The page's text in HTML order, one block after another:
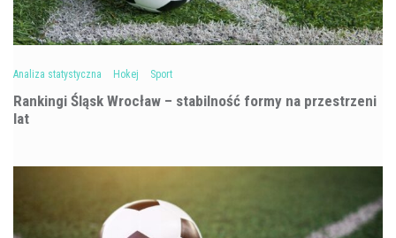
Analiza statystyczna Hokej Sport
Rankingi Śląsk Wrocław – stabilność formy na przestrzeni
lat